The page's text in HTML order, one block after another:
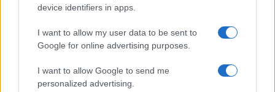
device identifiers in apps.
I want to allow my user data to be sent to
Google for online advertising purposes.
I want to allow Google to send me
personalized advertising.
Ηφαίστειο Σαντορίνης: Ένας 15χρονος που
μπορεί να αλλάξει τη χρονολογία της
προϊστορικής έκρηξης
Παρκαδόρος στο Ελαφονήσι συνελήφθη
για έβδομη φορά - Τον «τσάκωσαν»
αστυνομικοί που προσποιήθηκαν τους